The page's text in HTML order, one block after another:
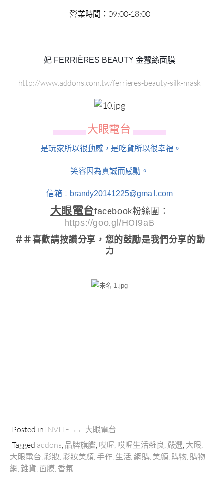
營業時間：09:00-18:00
妃 FERRIÈRES BEAUTY 金蠶絲面膜
http://www.addons.com.tw/ferrieres-beauty-silk-mask
▄▄▄▄▄▄ 大眼電台 ▄▄▄▄▄▄
是玩家所以很動感，是吃貨所以很幸福。
笑容因為真誠而感動。
信箱：brandy20141225@gmail.com
大眼電台facebook粉絲團：
https://goo.gl/HOI9aB
＃＃喜歡請按讚分享 ，您的鼓勵是我們分享的動
力
Posted in INVITE→←大眼電台
Tagged addons 品牌旗艦 哎喔 哎喔生活雜良 嚴選 大眼
大眼電台 彩妝 彩妝美顏 手作 生活 網購 美顏 購物 購物
網 雜貨 面膜 香氛